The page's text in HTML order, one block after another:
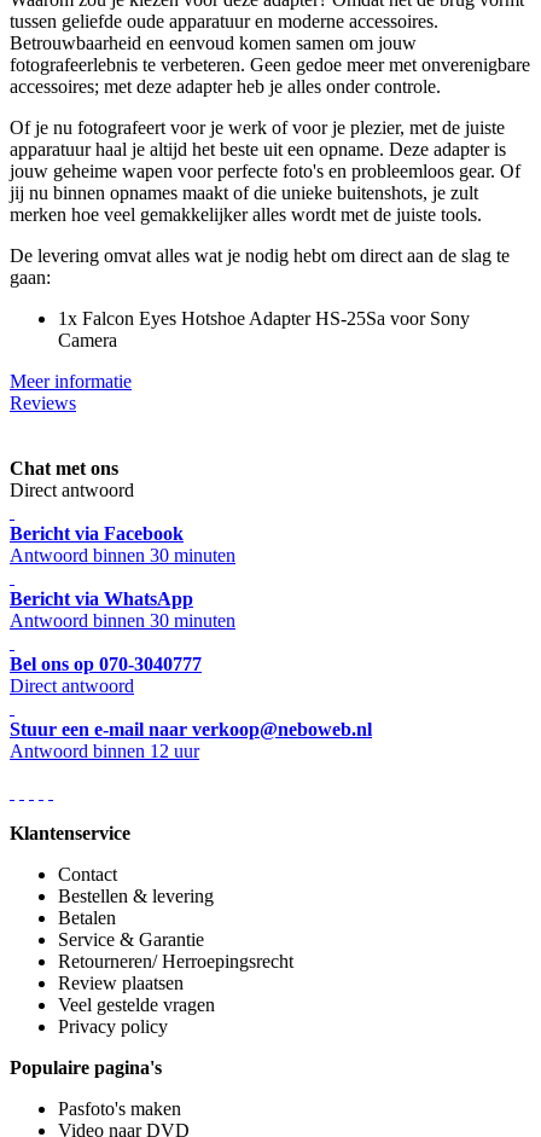
tussen geliefde oude apparatuur en moderne accessoires.
Betrouwbaarheid en eenvoud komen samen om jouw
fotografeerlebnis te verbeteren. Geen gedoe meer met onverenigbare
accessoires; met deze adapter heb je alles onder controle.
Of je nu fotografeert voor je werk of voor je plezier, met de juiste
apparatuur haal je altijd het beste uit een opname. Deze adapter is
jouw geheime wapen voor perfecte foto's en probleemloos gear. Of
jij nu binnen opnames maakt of die unieke buitenshots, je zult
merken hoe veel gemakkelijker alles wordt met de juiste tools.
De levering omvat alles wat je nodig hebt om direct aan de slag te
gaan:
1x Falcon Eyes Hotshoe Adapter HS-25Sa voor Sony
Camera
Meer informatie
Reviews
Chat met ons
Direct antwoord
Bericht via Facebook
Antwoord binnen 30 minuten
Bericht via WhatsApp
Antwoord binnen 30 minuten
Bel ons op 070-3040777
Direct antwoord
Stuur een e-mail naar verkoop@neboweb.nl
Antwoord binnen 12 uur
Klantenservice
Contact
Bestellen & levering
Betalen
Service & Garantie
Retourneren/ Herroepingsrecht
Review plaatsen
Veel gestelde vragen
Privacy policy
Populaire pagina's
Pasfoto's maken
Video naar DVD